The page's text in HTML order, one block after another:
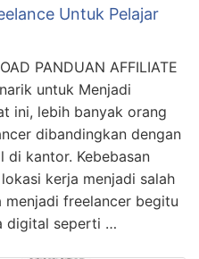
Untuk Pelajar
PANDUAN AFFILIATE
untuk Menjadi
ini, lebih banyak orang
dibandingkan dengan
di kantor. Kebebasan
kerja menjadi salah
menjadi freelancer begitu
digital seperti …